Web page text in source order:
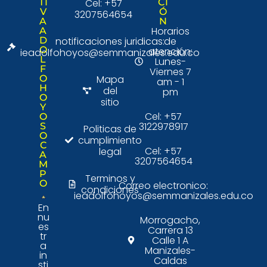
V
A
A
D
O
L
F
O
H
O
Y
O
S
O
C
A
M
P
O
En
nu
es
tr
a
in
Cel: +57
3207564654
notificaciones juridicas:
ieadolfohoyos@semmanizales.edu.co
Mapa
del
sitio
Politicas de
cumplimiento
legal
Terminos y
condiciones
Ó
N
Horarios
de
atención:
Lunes-
Viernes 7
am - 1
pm
Cel: +57
3122978917
Cel: +57
3207564654
Correo electronico:
ieadolfohoyos@semmanizales.edu.co
Morrogacho,
Carrera 13
Calle 1 A
Manizales-
Caldas